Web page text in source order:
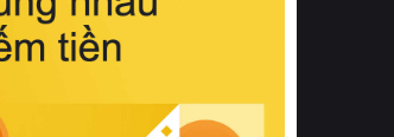
Bên cạnh đó, việc lựa chọn các dòng
sản phẩm đạt chuẩn chất lượng quốc
tế còn giúp ngăn ngừa tình trạng kích
khuẩn và nấm mốc trong điều kiện
thời tiết nóng ẩm. Bạn có thể tìm hiểu